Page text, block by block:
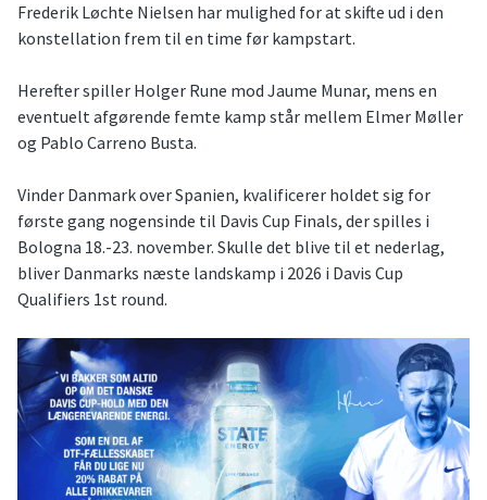
Frederik Løchte Nielsen har mulighed for at skifte ud i den
konstellation frem til en time før kampstart.
Herefter spiller Holger Rune mod Jaume Munar, mens en
eventuelt afgørende femte kamp står mellem Elmer Møller
og Pablo Carreno Busta.
Vinder Danmark over Spanien, kvalificerer holdet sig for
første gang nogensinde til Davis Cup Finals, der spilles i
Bologna 18.-23. november. Skulle det blive til et nederlag,
bliver Danmarks næste landskamp i 2026 i Davis Cup
Qualifiers 1st round.